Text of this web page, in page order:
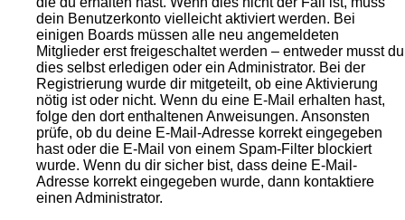
dein Benutzerkonto vielleicht aktiviert werden. Bei
einigen Boards müssen alle neu angemeldeten
Mitglieder erst freigeschaltet werden – entweder musst du
dies selbst erledigen oder ein Administrator. Bei der
Registrierung wurde dir mitgeteilt, ob eine Aktivierung
nötig ist oder nicht. Wenn du eine E-Mail erhalten hast,
folge den dort enthaltenen Anweisungen. Ansonsten
prüfe, ob du deine E-Mail-Adresse korrekt eingegeben
hast oder die E-Mail von einem Spam-Filter blockiert
wurde. Wenn du dir sicher bist, dass deine E-Mail-
Adresse korrekt eingegeben wurde, dann kontaktiere
einen Administrator.